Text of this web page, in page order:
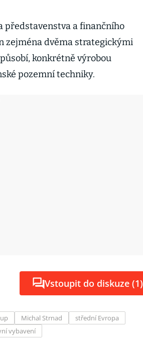
představenstva a finančního
zejména dvěma strategickými
konkrétně výrobou
pozemní techniky.
Vstoupit do diskuze (1)
Michal Strnad
střední Evropa
vybavení